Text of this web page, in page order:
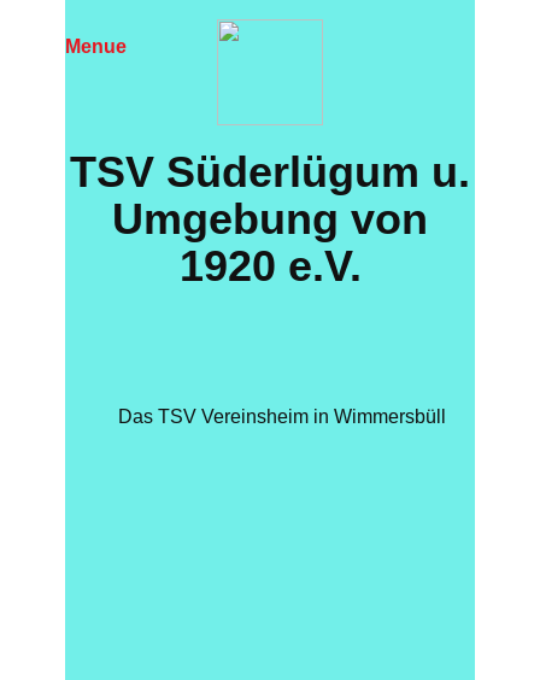
Menue
TS​V Süderlügum u.
Umgebung von
1920 e.V.
Das TSV Vereinsheim in Wimmersbüll